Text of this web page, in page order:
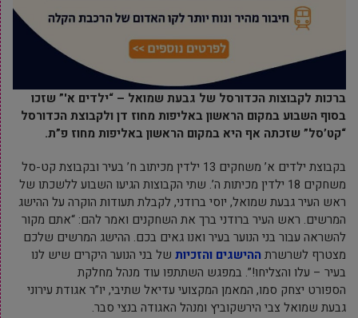
ברכות לקבוצות הכדורסל של גבעת שמואל – “ילדים א'” שזכו
בסוף השבוע במקום הראשון באליפות מחוז דן ולקבוצת הכדורסל
“קט’סל” שזכתה אף היא במקום הראשון באליפות מחוז פ”ת.
בקבוצת ילדים א’ משחקים 13 ילדין מכיתוב ח’ בעיר ובקבוצת קט-סל
משחקים 18 ילדין מכיתות ה’. שתי הקבוצות הגיעו השבוע ללשכתו של
ראש העיר גבעת שמואל, יוסי ברודני, לקבלת תעודות הוקרה על ההישג
המרשים. ראש העיר ברודני ברך את השחקנים ואמר להם: “אתם מקור
להשראה עבור בני הנוער בעיר ואנו גאים בכם. ההישג המרשים שלכם
מצטרף לשרשרתההישגים והזכיות של בני הנוער היקרים שיש לנו
בעיר – עלו והצליחו!”. במפגש השתתפו עוד מנהל מחלקת
הספורט יצחק סמו, המאמן המקצועי עדיאל שתיבי, יו”ר אגודת עירוני
גבעת שמואל צבי הירשקוביץ ומנהל האגודה בנצי סבר.